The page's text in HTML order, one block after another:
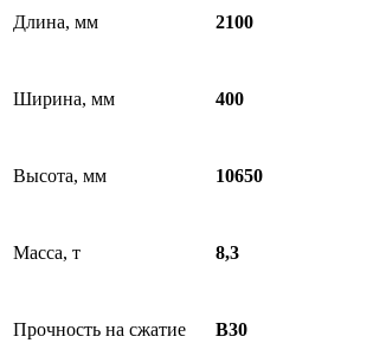
Длина, мм 2100
Ширина, мм 400
Высота, мм 10650
Масса, т 8,3
Прочность на сжатие B30